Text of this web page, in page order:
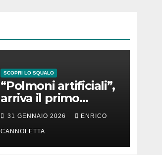
SCOPRI LO SQUALO
“Polmoni artificiali”,
arriva il primo
successo
31 GENNAIO 2026 ENRICO
CANNOLETTA